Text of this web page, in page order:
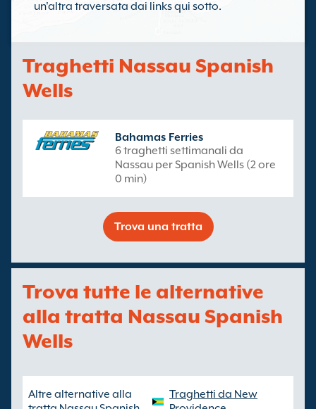
un'altra traversata dai links qui sotto.
Traghetti Nassau Spanish
Wells
Bahamas Ferries
6 traghetti settimanali da
Nassau per Spanish Wells (2 ore
0 min)
Trova una tratta
Trova tutte le alternative
alla tratta Nassau Spanish
Wells
Altre alternative alla
Traghetti da New